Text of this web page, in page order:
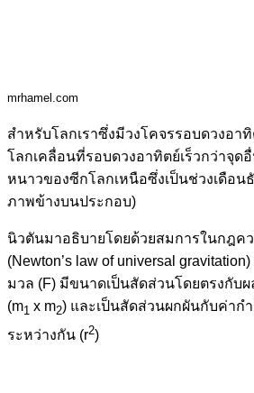
mrhamel.com
สำหรับโลกเราซึ่งมีวงโคจรรอบดวงอา
โลกเคลื่อนที่รอบดวงอาทิตย์เร็วกว่าจุด
หนาวของซีกโลกเหนือซึ่งเป็นช่วงเดือ
ภาพข้างบนประกอบ)
นิวตันมาอธิบายโดยด้วยสมการในกฎค
(Newton’s law of universal
มวล (F) มีขนาดเป็นสัดส่วนโดยตรงกับ
(m1 x m2) และเป็นสัดส่วนผกผันกับค่าก
ระหว่างกัน (r2)